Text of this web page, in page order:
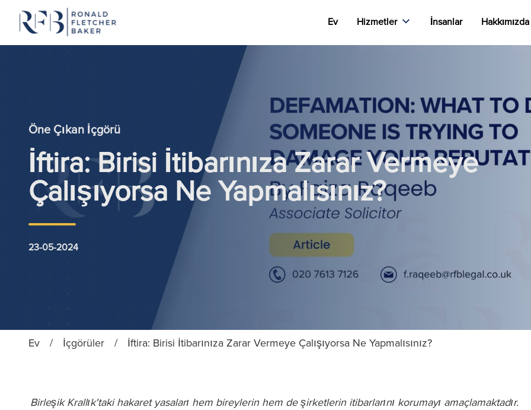
Ev Hizmetler İnsanlar Hakkımızda
Öne Çıkan İçgörü
İftira: Birisi İtibarınıza Zarar Vermeye
Çalışıyorsa Ne Yapmalısınız?
23-05-2024
Ev / İçgörüler / İftira: Birisi İtibarınıza Zarar Vermeye Çalışıyorsa Ne Yapmalısınız?
Birleşik Krallık'taki hakaret yasaları hem bireylerin hem de şirketlerin itibarlarını korumayı amaçlamaktadır.